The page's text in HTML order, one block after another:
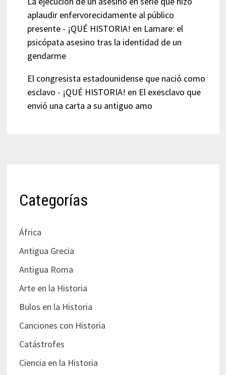
aplaudir enfervorecidamente al público
presente - ¡QUÉ HISTORIA! en Lamare: el
psicópata asesino tras la identidad de un
gendarme
El congresista estadounidense que nació como
esclavo - ¡QUÉ HISTORIA! en El exesclavo que
envió una carta a su antiguo amo
Categorías
África
Antigua Grecia
Antigua Roma
Arte en la Historia
Bulos en la Historia
Canciones con Historia
Catástrofes
Ciencia en la Historia